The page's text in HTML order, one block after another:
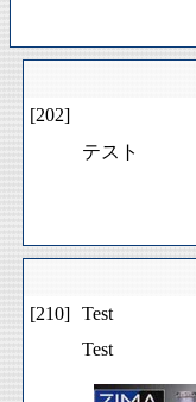
[202]
テスト
[210] Test
Test